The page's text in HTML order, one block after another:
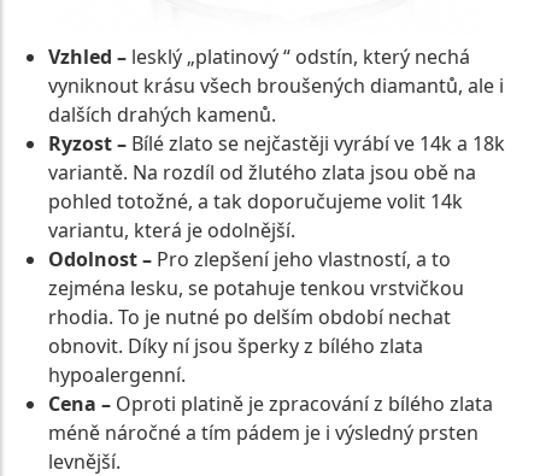
Vzhled – lesklý „platinový “ odstín, který nechá
vyniknout krásu všech broušených diamantů, ale i
dalších drahých kamenů.
Ryzost – Bílé zlato se nejčastěji vyrábí ve 14k a 18k
variantě. Na rozdíl od žlutého zlata jsou obě na
pohled totožné, a tak doporučujeme volit 14k
variantu, která je odolnější.
Odolnost – Pro zlepšení jeho vlastností, a to
zejména lesku, se potahuje tenkou vrstvičkou
rhodia. To je nutné po delším období nechat
obnovit. Díky ní jsou šperky z bílého zlata
hypoalergenní.
Cena – Oproti platině je zpracování z bílého zlata
méně náročné a tím pádem je i výsledný prsten
levnější.